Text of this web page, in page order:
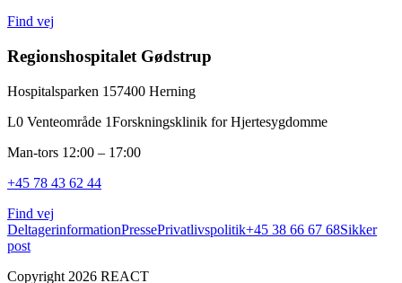
Find vej
Regionshospitalet Gødstrup
Hospitalsparken 157400 Herning
L0 Venteområde 1Forskningsklinik for Hjertesygdomme
Man-tors 12:00 – 17:00
+45 78 43 62 44
Find vej
DeltagerinformationPressePrivatlivspolitik+45 38 66 67 68Sikker
post
Copyright 2026 REACT